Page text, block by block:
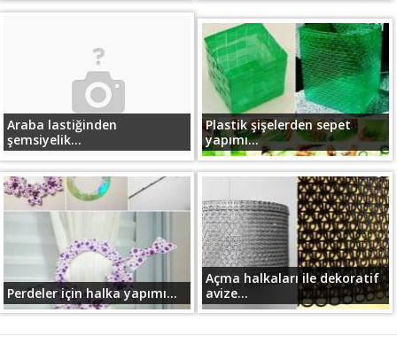
Araba lastiğinden
şemsiyelik...
Plastik şişelerden sepet
yapımı...
Perdeler için halka yapımı...
Açma halkaları ile dekoratif
avize...